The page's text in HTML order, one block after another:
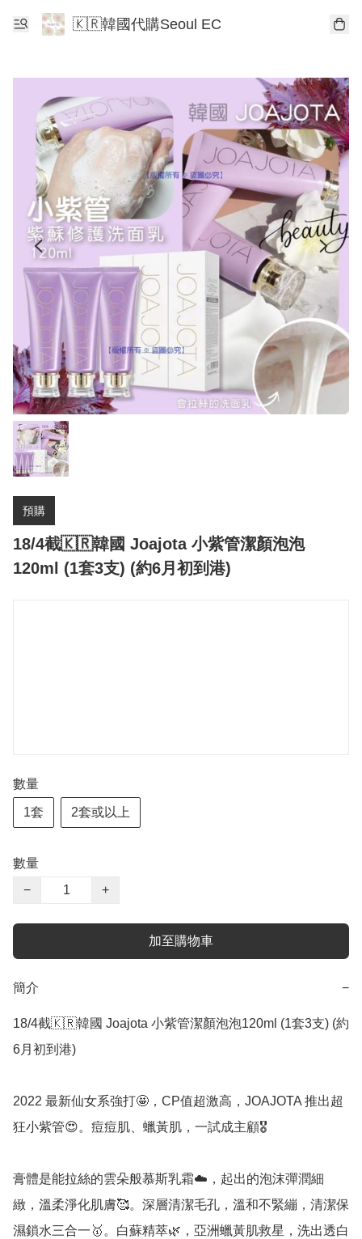
🇰🇷韓國代購Seoul EC
預購
18/4截🇰🇷韓國 Joajota 小紫管潔顏泡泡
120ml (1套3支) (約6月初到港)
數量
1套 2套或以上
數量
−
+
加至購物車
簡介 −
18/4截🇰🇷韓國 Joajota 小紫管潔顏泡泡120ml (1套3支) (約
6月初到港)
2022 最新仙女系強打🤩，CP值超激高，JOAJOTA 推出超
狂小紫管😍。痘痘肌、蠟黃肌，一試成主顧🎖
膏體是能拉絲的雲朵般慕斯乳霜☁️，起出的泡沫彈潤細
緻，溫柔淨化肌膚🥰。深層清潔毛孔，溫和不緊繃，清潔保
濕鎖水三合一🥇。白蘇精萃🌿，亞洲蠟黃肌救星，洗出透白